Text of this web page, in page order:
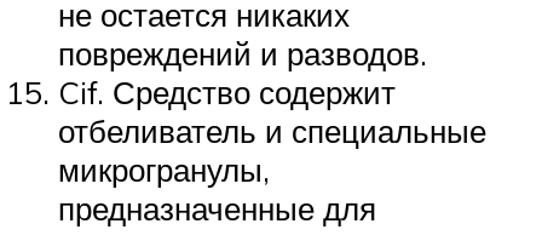
не остается никаких
повреждений и разводов.
Cif. Средство содержит
отбеливатель и специальные
микрогранулы,
предназначенные для